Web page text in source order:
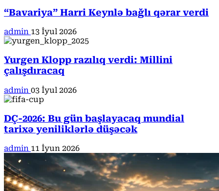
“Bavariya” Harri Keynlə bağlı qərar verdi
admin 13 İyul 2026
Yurgen Klopp razılıq verdi: Millini
çalışdıracaq
admin 03 İyul 2026
DÇ-2026: Bu gün başlayacaq mundial
tarixə yeniliklərlə düşəcək
admin 11 İyun 2026